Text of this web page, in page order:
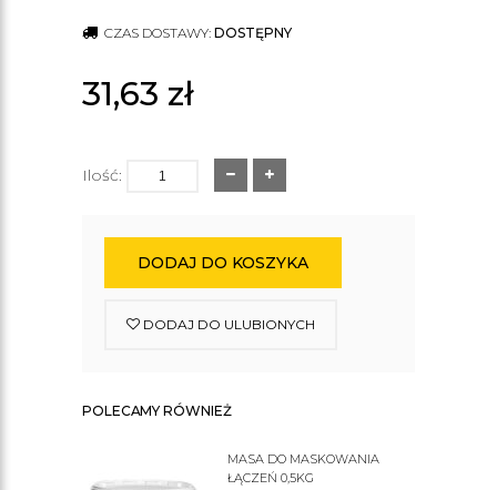
CZAS DOSTAWY: DOSTĘPNY
31,63 zł
Ilość:
DODAJ DO KOSZYKA
DODAJ DO ULUBIONYCH
POLECAMY RÓWNIEŻ
MASA DO MASKOWANIA
ŁĄCZEŃ 0,5KG